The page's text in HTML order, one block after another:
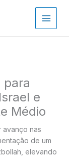
para
e
Médio
nas
de um
elevando